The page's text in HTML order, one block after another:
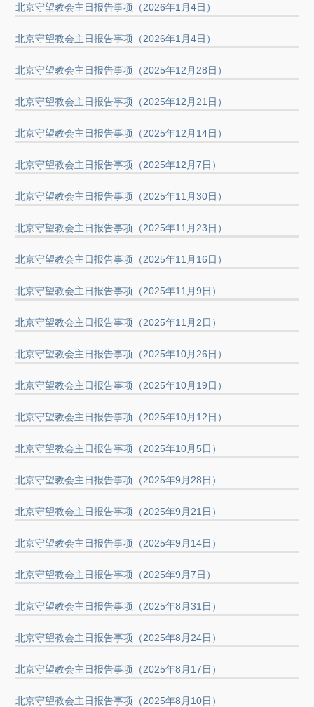
北京守望教会主日报告事项（2026年1月4日）
北京守望教会主日报告事项（2026年1月4日）
北京守望教会主日报告事项（2025年12月28日）
北京守望教会主日报告事项（2025年12月21日）
北京守望教会主日报告事项（2025年12月14日）
北京守望教会主日报告事项（2025年12月7日）
北京守望教会主日报告事项（2025年11月30日）
北京守望教会主日报告事项（2025年11月23日）
北京守望教会主日报告事项（2025年11月16日）
北京守望教会主日报告事项（2025年11月9日）
北京守望教会主日报告事项（2025年11月2日）
北京守望教会主日报告事项（2025年10月26日）
北京守望教会主日报告事项（2025年10月19日）
北京守望教会主日报告事项（2025年10月12日）
北京守望教会主日报告事项（2025年10月5日）
北京守望教会主日报告事项（2025年9月28日）
北京守望教会主日报告事项（2025年9月21日）
北京守望教会主日报告事项（2025年9月14日）
北京守望教会主日报告事项（2025年9月7日）
北京守望教会主日报告事项（2025年8月31日）
北京守望教会主日报告事项（2025年8月24日）
北京守望教会主日报告事项（2025年8月17日）
北京守望教会主日报告事项（2025年8月10日）